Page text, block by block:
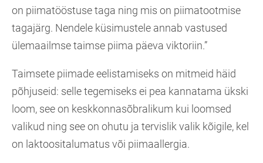
on piimatööstuse taga ning mis on piimatootmise
tagajärg. Nendele küsimustele annab vastused
ülemaailmse taimse piima päeva viktoriin.”
Taimsete piimade eelistamiseks on mitmeid häid
põhjuseid: selle tegemiseks ei pea kannatama ükski
loom, see on keskkonnasõbralikum kui loomsed
valikud ning see on ohutu ja tervislik valik kõigile, kel
on laktoositalumatus või piimaallergia.